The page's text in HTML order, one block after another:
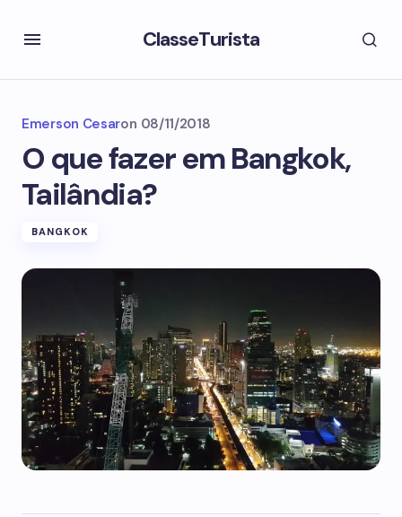
ClasseTurista
Emerson Cesaron 08/11/2018
O que fazer em Bangkok,
Tailândia?
BANGKOK